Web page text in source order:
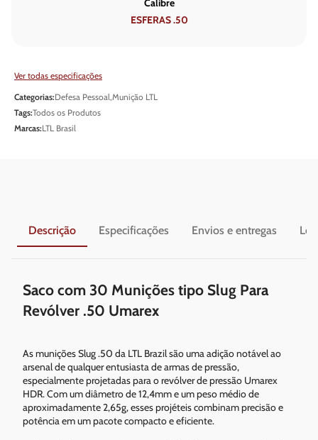
Calibre
ESFERAS .50
Ver todas especificações
Categorias:Defesa Pessoal,Munição LTL
Tags:Todos os Produtos
Marcas:LTL Brasil
Descrição Especificações Envios e entregas
Saco com 30 Munições tipo Slug Para
Revólver .50 Umarex
As munições Slug .50 da LTL Brazil são uma adição notável ao
arsenal de qualquer entusiasta de armas de pressão,
especialmente projetadas para o revólver de pressão Umarex
HDR. Com um diâmetro de 12,4mm e um peso médio de
aproximadamente 2,65g, esses projéteis combinam precisão e
potência em um pacote compacto e eficiente.